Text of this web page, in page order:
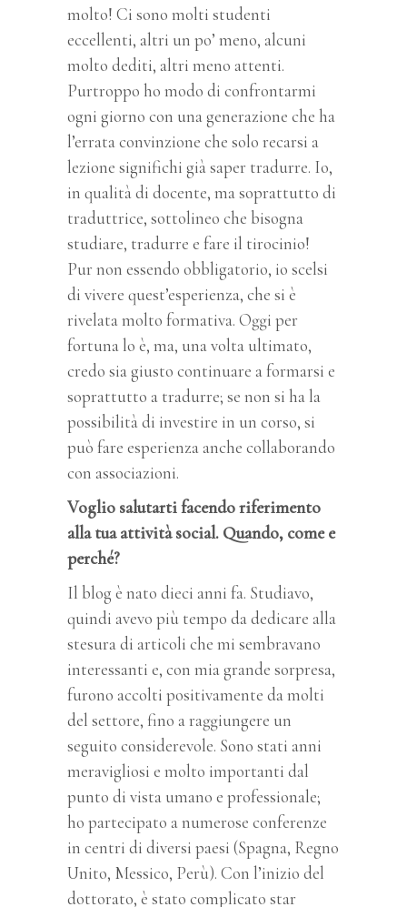
molto! Ci sono molti studenti
eccellenti, altri un po’ meno, alcuni
molto dediti, altri meno attenti.
Purtroppo ho modo di confrontarmi
ogni giorno con una generazione che ha
l’errata convinzione che solo recarsi a
lezione significhi già saper tradurre. Io,
in qualità di docente, ma soprattutto di
traduttrice, sottolineo che bisogna
studiare, tradurre e fare il tirocinio!
Pur non essendo obbligatorio, io scelsi
di vivere quest’esperienza, che si è
rivelata molto formativa. Oggi per
fortuna lo è, ma, una volta ultimato,
credo sia giusto continuare a formarsi e
soprattutto a tradurre; se non si ha la
possibilità di investire in un corso, si
può fare esperienza anche collaborando
con associazioni.
Voglio salutarti facendo riferimento
alla tua attività social. Quando, come e
perché?
Il blog è nato dieci anni fa. Studiavo,
quindi avevo più tempo da dedicare alla
stesura di articoli che mi sembravano
interessanti e, con mia grande sorpresa,
furono accolti positivamente da molti
del settore, fino a raggiungere un
seguito considerevole. Sono stati anni
meravigliosi e molto importanti dal
punto di vista umano e professionale;
ho partecipato a numerose conferenze
in centri di diversi paesi (Spagna, Regno
Unito, Messico, Perù). Con l’inizio del
dottorato, è stato complicato star